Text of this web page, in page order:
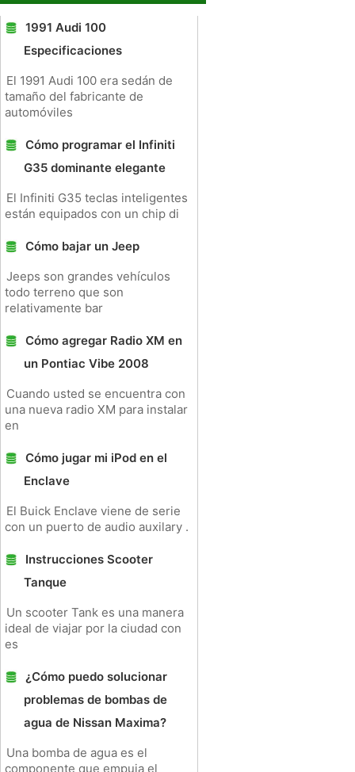
1991 Audi 100
Especificaciones
El 1991 Audi 100 era sedán de
tamaño del fabricante de
automóviles
Cómo programar el Infiniti
G35 dominante elegante
El Infiniti G35 teclas inteligentes
están equipados con un chip di
Cómo bajar un Jeep
Jeeps son grandes vehículos
todo terreno que son
relativamente bar
Cómo agregar Radio XM en
un Pontiac Vibe 2008
Cuando usted se encuentra con
una nueva radio XM para instalar
en
Cómo jugar mi iPod en el
Enclave
El Buick Enclave viene de serie
con un puerto de audio auxilary .
Instrucciones Scooter
Tanque
Un scooter Tank es una manera
ideal de viajar por la ciudad con
es
¿Cómo puedo solucionar
problemas de bombas de
agua de Nissan Maxima?
Una bomba de agua es el
componente que empuja el